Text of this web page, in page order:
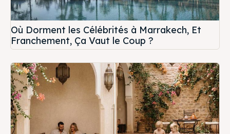
Où Dorment les Célébrités à Marrakech, Et
Franchement, Ça Vaut le Coup ?